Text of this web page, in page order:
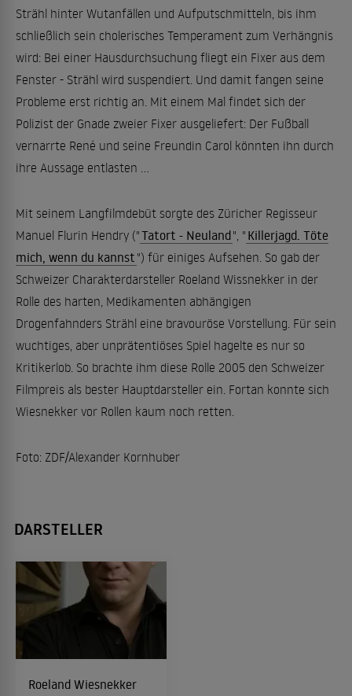
Strähl hinter Wutanfällen und Aufputschmitteln, bis ihm
schließlich sein cholerisches Temperament zum Verhängnis
wird: Bei einer Hausdurchsuchung fliegt ein Fixer aus dem
Fenster - Strähl wird suspendiert. Und damit fangen seine
Probleme erst richtig an. Mit einem Mal findet sich der
Polizist der Gnade zweier Fixer ausgeliefert: Der Fußball
vernarrte René und seine Freundin Carol könnten ihn durch
ihre Aussage entlasten ...
Mit seinem Langfilmdebüt sorgte des Züricher Regisseur
Manuel Flurin Hendry ("Tatort - Neuland", " Killerjagd. Töte
mich, wenn du kannst ") für einiges Aufsehen. So gab der
Schweizer Charakterdarsteller Roeland Wissnekker in der
Rolle des harten, Medikamenten abhängigen
Drogenfahnders Strähl eine bravouröse Vorstellung. Für sein
wuchtiges, aber unprätentiöses Spiel hagelte es nur so
Kritikerlob. So brachte ihm diese Rolle 2005 den Schweizer
Filmpreis als bester Hauptdarsteller ein. Fortan konnte sich
Wiesnekker vor Rollen kaum noch retten.
Foto: ZDF/Alexander Kornhuber
DARSTELLER
Roeland Wiesnekker